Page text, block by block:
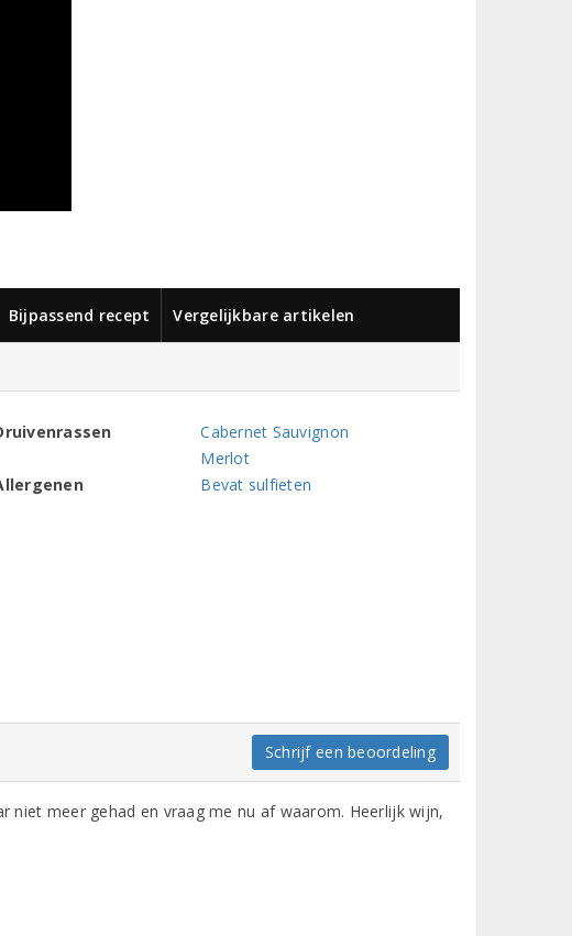
Bijpassend recept Vergelijkbare artikelen
Cabernet Sauvignon
Merlot
Bevat sulfieten
Schrijf een beoordeling
niet meer gehad en vraag me nu af waarom. Heerlijk wijn,